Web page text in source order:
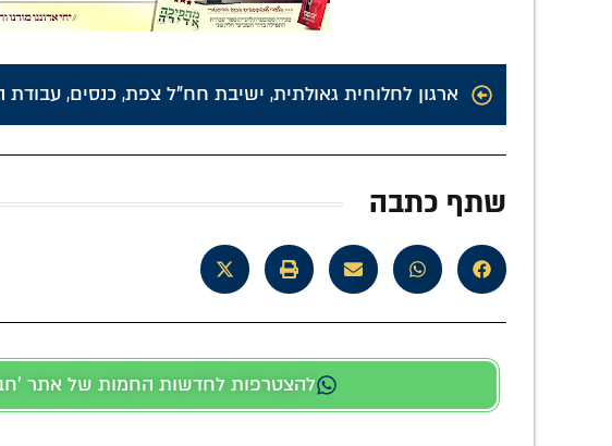
ארגון לחלוחית גאולתית, ישיבת חח"ל צפת, כנסים, עבודת
שתף כתבה
להצטרפות לחדשות החמות של אתר